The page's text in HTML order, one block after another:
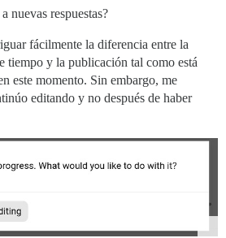
nuevas respuestas?
fácilmente la diferencia entre la
tiempo y la publicación tal como está
este momento. Sin embargo, me
editando y no después de haber